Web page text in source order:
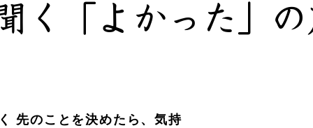
く「よかった」
先のことを決めたら、気持